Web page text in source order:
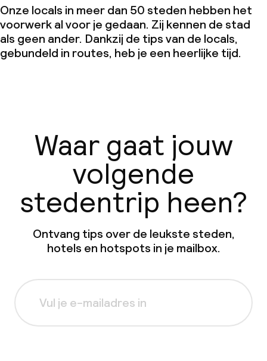
Onze locals in meer dan 50 steden hebben het
voorwerk al voor je gedaan. Zij kennen de stad
als geen ander. Dankzij de tips van de locals,
gebundeld in routes, heb je een heerlijke tijd.
Waar gaat jouw
volgende
stedentrip heen?
Ontvang tips over de leukste steden,
hotels en hotspots in je mailbox.